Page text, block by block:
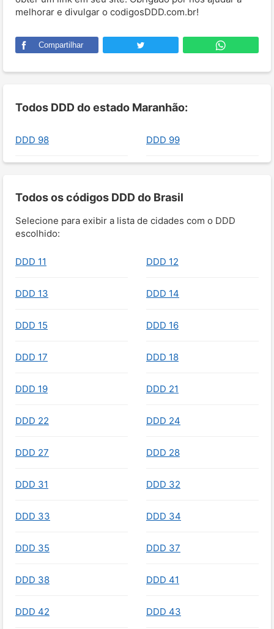
melhorar e divulgar o codigosDDD.com.br!
Compartilhar
Todos DDD do estado Maranhão:
DDD 98 DDD 99
Todos os códigos DDD do Brasil
Selecione para exibir a lista de cidades com o DDD
escolhido:
DDD 11 DDD 12
DDD 13 DDD 14
DDD 15 DDD 16
DDD 17 DDD 18
DDD 19 DDD 21
DDD 22 DDD 24
DDD 27 DDD 28
DDD 31 DDD 32
DDD 33 DDD 34
DDD 35 DDD 37
DDD 38 DDD 41
DDD 42 DDD 43